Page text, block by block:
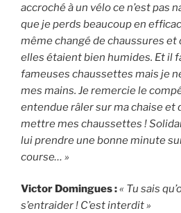
accroché à un vélo ce n’est pas
que je perds beaucoup en
même changé de chaussures et
elles étaient bien humides. Et il
fameuses chaussettes mais je
mes mains. Je remercie le
entendue râler sur ma chaise et
mettre mes chaussettes !
lui prendre une bonne minute
course… »
Victor Domingues :« Tu sais
s’entraider ! C’est interdit »